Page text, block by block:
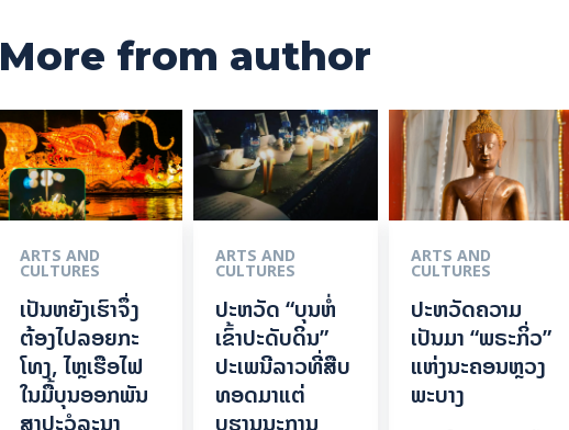
More from author
ARTS AND
CULTURES
ເປັນ​ຫຍັງ​ເຮົາ​ຈຶ່ງ​
ຕ້ອງ​ໄປລອຍ​ກະ​
ໂທງ, ໄຫຼ​ເຮືອ​ໄຟ
ໃນ​ມື້​​ບຸນ​ອອກ​ພັນ​
ສາ​ປະ​ວໍ​ລະ​ນາ
ARTS AND
CULTURES
ປະຫວັດ “ບຸນຫໍ່
ເຂົ້າປະດັບດິນ”
ປະເພນີລາວທີ່ສືບ
ທອດມາແຕ່
ບູຮານນະການ
ARTS AND
CULTURES
ປະຫວັດຄວາມ
ເປັນມາ “ພຣະກິ່ວ”
ແຫ່ງນະຄອນຫຼວງ
ພະບາງ